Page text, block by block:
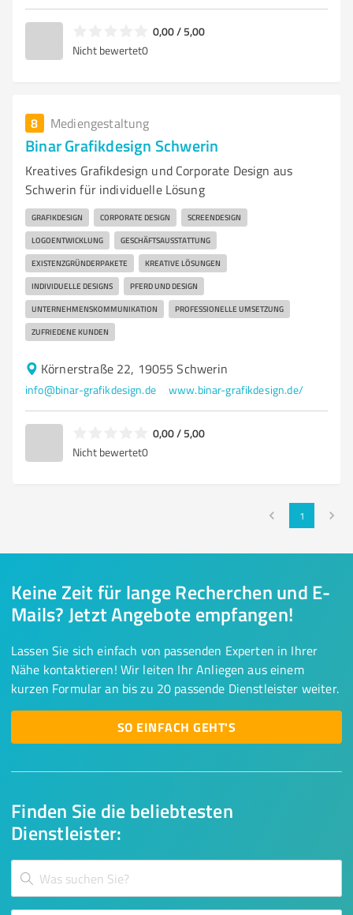
0,00 / 5,00
Nicht bewertet0
8 Mediengestaltung
Binar Grafikdesign Schwerin
Kreatives Grafikdesign und Corporate Design aus
Schwerin für individuelle Lösung
GRAFIKDESIGN CORPORATE DESIGN SCREENDESIGN
LOGOENTWICKLUNG GESCHÄFTSAUSSTATTUNG
EXISTENZGRÜNDERPAKETE KREATIVE LÖSUNGEN
INDIVIDUELLE DESIGNS PFERD UND DESIGN
UNTERNEHMENSKOMMUNIKATION PROFESSIONELLE UMSETZUNG
ZUFRIEDENE KUNDEN
Körnerstraße 22, 19055 Schwerin
info@binar-grafikdesign.de www.binar-grafikdesign.de/
0,00 / 5,00
Nicht bewertet0
1
Finden Sie die beliebtesten
Dienstleister:
Keine Zeit für lange Recherchen und E-
Mails? Jetzt Angebote empfangen!
Lassen Sie sich einfach von passenden Experten in Ihrer
Nähe kontaktieren! Wir leiten Ihr Anliegen aus einem
kurzen Formular an bis zu 20 passende Dienstleister weiter.
SO EINFACH GEHT'S